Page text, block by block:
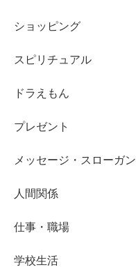
ショッピング
スピリチュアル
ドラえもん
プレゼント
メッセージ・スローガン
人間関係
仕事・職場
学校生活